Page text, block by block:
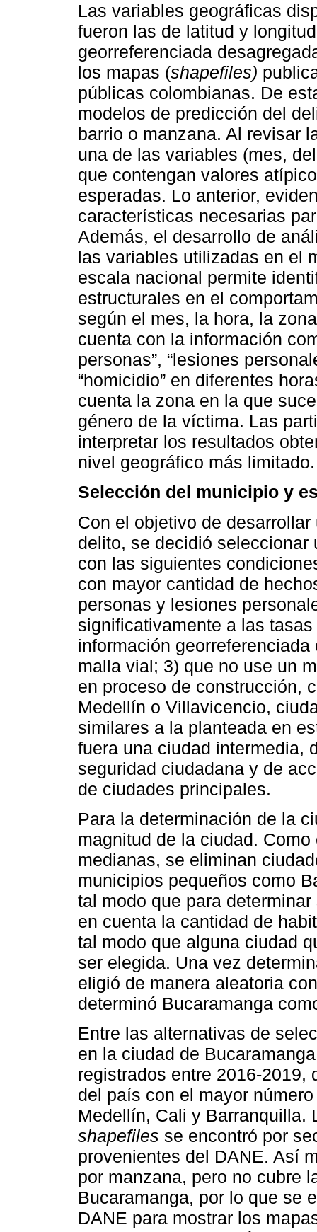
Las variables geográficas
fueron las de latitud y
georreferenciada
los mapas (shapefiles)
públicas colombianas. De
modelos de predicción del
barrio o manzana. Al revisar
una de las variables (mes,
que contengan valores
esperadas. Lo anterior,
características necesarias
Además, el desarrollo de
las variables utilizadas en el
escala nacional permite
estructurales en el
según el mes, la hora, la
cuenta con la información
personas”, “lesiones
“homicidio” en diferentes
cuenta la zona en la que
género de la víctima. Las
interpretar los resultados
nivel geográfico más limitado.
Selección del municipio y
Con el objetivo de
delito, se decidió seleccionar
con las siguientes
con mayor cantidad de
personas y lesiones
significativamente a las
información
malla vial; 3) que no use un
en proceso de construcción,
Medellín o Villavicencio,
similares a la planteada en
fuera una ciudad intermedia,
seguridad ciudadana y de
de ciudades principales.
Para la determinación de la
magnitud de la ciudad.
medianas, se eliminan
municipios pequeños como
tal modo que para
en cuenta la cantidad de
tal modo que alguna ciudad
ser elegida. Una vez
eligió de manera aleatoria
determinó Bucaramanga
Entre las alternativas de
en la ciudad de
registrados entre 2016-2019,
del país con el mayor
Medellín, Cali y Barranquilla.
shapefiles se encontró por
provenientes del DANE. Así
por manzana, pero no cubre
Bucaramanga, por lo que se
DANE para mostrar los